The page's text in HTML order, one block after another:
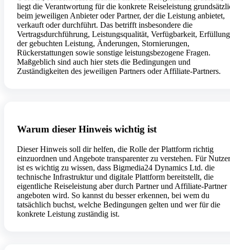
liegt die Verantwortung für die konkrete Reiseleistung
beim jeweiligen Anbieter oder Partner, der die Leistung anbietet,
verkauft oder durchführt. Das betrifft insbesondere die
Vertragsdurchführung, Leistungsqualität, Verfügbarkeit, Erfüllung
der gebuchten Leistung, Änderungen, Stornierungen,
Rückerstattungen sowie sonstige leistungsbezogene Fragen.
Maßgeblich sind auch hier stets die Bedingungen und
Zuständigkeiten des jeweiligen Partners oder Affiliate-Partners.
Warum dieser Hinweis wichtig ist
Dieser Hinweis soll dir helfen, die Rolle der Plattform richtig
einzuordnen und Angebote transparenter zu verstehen. Für Nutzer
ist es wichtig zu wissen, dass Bigmedia24 Dynamics Ltd. die
technische Infrastruktur und digitale Plattform bereitstellt, die
eigentliche Reiseleistung aber durch Partner und Affiliate-Partner
angeboten wird. So kannst du besser erkennen, bei wem du
tatsächlich buchst, welche Bedingungen gelten und wer für die
konkrete Leistung zuständig ist.